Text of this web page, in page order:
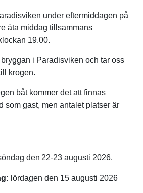
under eftermiddagen på
äta middag tillsammans
19.00.
i Paradisviken och tar oss
krogen.
båt kommer det att finnas
som gast, men antalet platser är
den 22-23 augusti 2026.
lördagen den 15 augusti 2026